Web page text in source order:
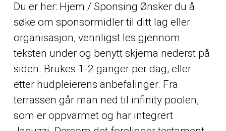
Du er her: Hjem / Sponsing Ønsker du å
søke om sponsormidler til ditt lag eller
organisasjon, vennligst les gjennom
teksten under og benytt skjema nederst på
siden. Brukes 1-2 ganger per dag, eller
etter hudpleierens anbefalinger. Fra
terrassen går man ned til infinity poolen,
som er oppvarmet og har integrert